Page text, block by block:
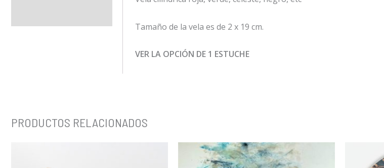
Tamaño de la vela es de 2 x 19 cm.
VER LA OPCIÓN DE 1 ESTUCHE
PRODUCTOS RELACIONADOS